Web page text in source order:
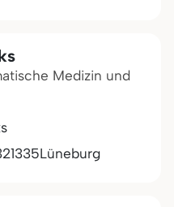
Medizin und
21335Lüneburg